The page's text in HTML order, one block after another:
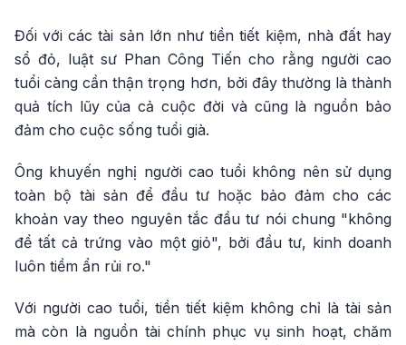
Đối với các tài sản lớn như tiền tiết kiệm, nhà đất hay
sổ đỏ, luật sư Phan Công Tiến cho rằng người cao
tuổi càng cần thận trọng hơn, bởi đây thường là thành
quả tích lũy của cả cuộc đời và cũng là nguồn bảo
đảm cho cuộc sống tuổi già.
Ông khuyến nghị người cao tuổi không nên sử dụng
toàn bộ tài sản để đầu tư hoặc bảo đảm cho các
khoản vay theo nguyên tắc đầu tư nói chung "không
để tất cả trứng vào một giỏ", bởi đầu tư, kinh doanh
luôn tiềm ẩn rủi ro."
Với người cao tuổi, tiền tiết kiệm không chỉ là tài sản
mà còn là nguồn tài chính phục vụ sinh hoạt, chăm